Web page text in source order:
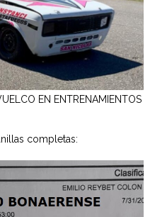
EN ENTRENAMIENTOS
completas: